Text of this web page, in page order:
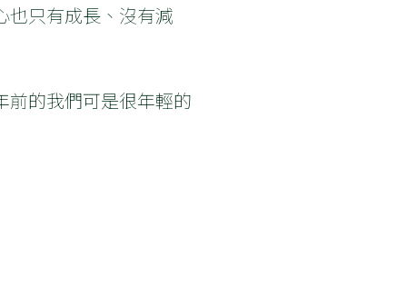
也只有成長、沒有減
前的我們可是很年輕的